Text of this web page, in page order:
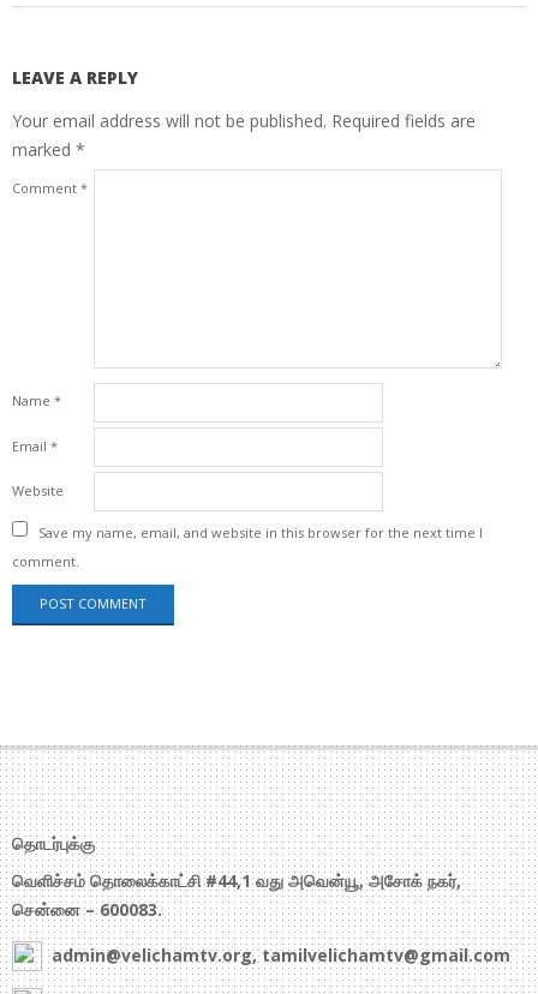
LEAVE A REPLY
Your email address will not be published. Required fields are
marked *
Comment *
Name *
Email *
Website
Save my name, email, and website in this browser for the next time I
comment.
தொடர்புக்கு
வெளிச்சம் தொலைக்காட்சி #44,1 வது அவென்யூ, அசோக் நகர்,
சென்னை – 600083.
admin@velichamtv.org, tamilvelichamtv@gmail.com